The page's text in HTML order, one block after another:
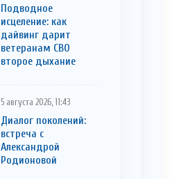
Подводное
исцеление: как
дайвинг дарит
ветеранам СВО
второе дыхание
5 августа 2026, 11:43
Диалог поколений:
встреча с
Александрой
Родионовой